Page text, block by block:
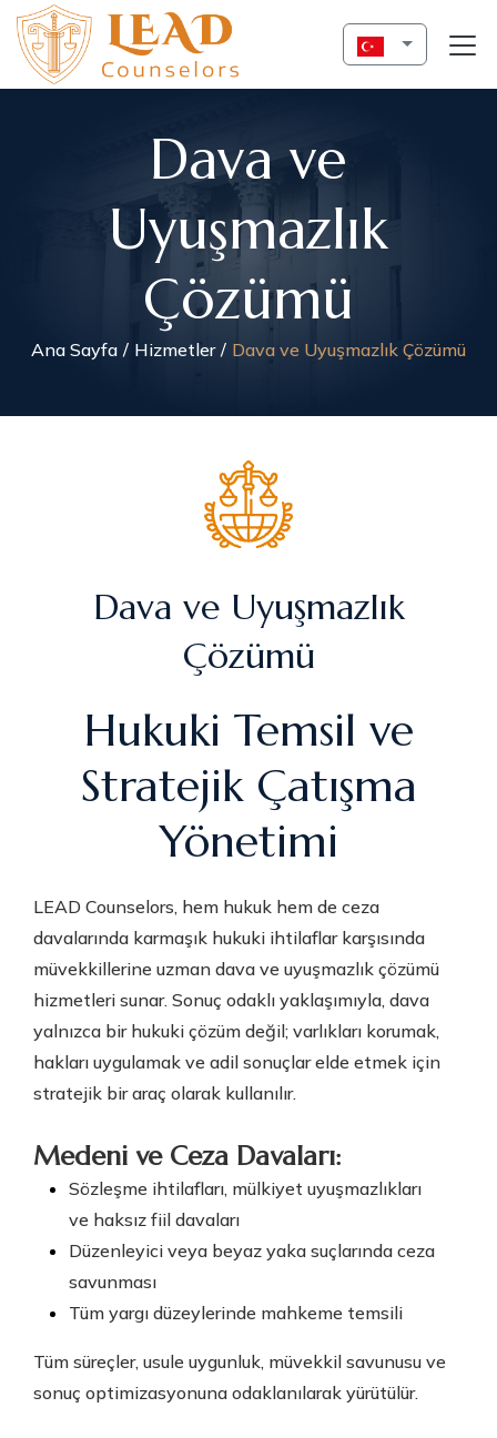
Dava ve
Uyuşmazlık
Çözümü
Ana Sayfa Hizmetler Dava ve Uyuşmazlık Çözümü
Dava ve Uyuşmazlık
Çözümü
Hukuki Temsil ve
Stratejik Çatışma
Yönetimi
LEAD Counselors, hem hukuk hem de ceza
davalarında karmaşık hukuki ihtilaflar karşısında
müvekkillerine uzman dava ve uyuşmazlık çözümü
hizmetleri sunar. Sonuç odaklı yaklaşımıyla, dava
yalnızca bir hukuki çözüm değil; varlıkları korumak,
hakları uygulamak ve adil sonuçlar elde etmek için
stratejik bir araç olarak kullanılır.
Medeni ve Ceza Davaları:
Sözleşme ihtilafları, mülkiyet uyuşmazlıkları
ve haksız fiil davaları
Düzenleyici veya beyaz yaka suçlarında ceza
savunması
Tüm yargı düzeylerinde mahkeme temsili
Tüm süreçler, usule uygunluk, müvekkil savunusu ve
sonuç optimizasyonuna odaklanılarak yürütülür.